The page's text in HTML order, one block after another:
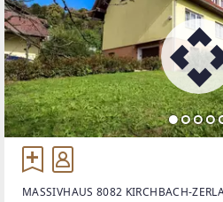
MASSIVHAUS 8082 KIRCHBACH-